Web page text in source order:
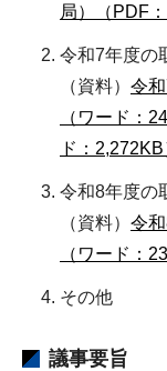
局）（PDF
令和7年度の
（資料） 令
（ワード：
ド：2,272KB
令和8年度の
（資料） 令
（ワード：
その他
議事要旨